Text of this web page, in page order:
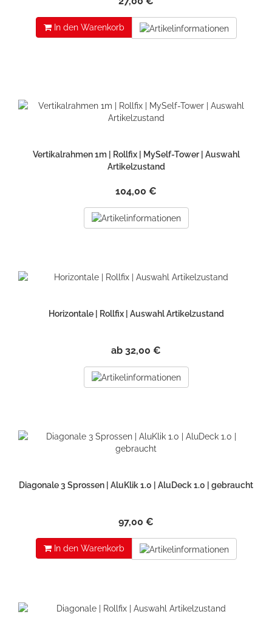
In den Warenkorb
Vertikalrahmen 1m | Rollfix | MySelf-Tower | Auswahl
Artikelzustand
104,00 €
Horizontale | Rollfix | Auswahl Artikelzustand
ab 32,00 €
Diagonale 3 Sprossen | AluKlik 1.0 | AluDeck 1.0 | gebraucht
97,00 €
In den Warenkorb